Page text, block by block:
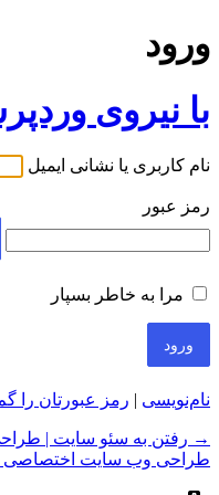
ورود
با نیروی
نام کاربری یا نشانی ایمیل
رمز عبور
مرا به خاطر بسپار
نام‌نویسی | رمز عبورتان را
→ رفتن به سئو سایت |
طراحی وب سایت اختصاصی |